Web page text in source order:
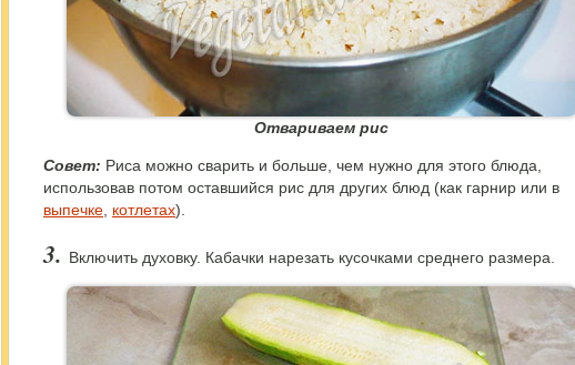
Отвариваем рис
Совет: Риса можно сварить и больше, чем нужно для этого блюда,
использовав потом оставшийся рис для других блюд (как гарнир или в
выпечке, котлетах).
Включить духовку. Кабачки нарезать кусочками среднего размера.